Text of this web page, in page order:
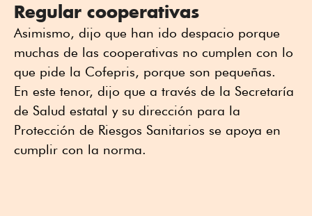
Regular cooperativas
Asimismo, dijo que han ido despacio porque
muchas de las cooperativas no cumplen con lo
que pide la Cofepris, porque son pequeñas.
En este tenor, dijo que a través de la Secretaría
de Salud estatal y su dirección para la
Protección de Riesgos Sanitarios se apoya en
cumplir con la norma.